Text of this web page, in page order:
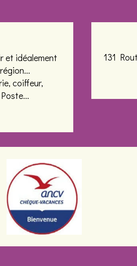
et idéalement
coiffeur,
131